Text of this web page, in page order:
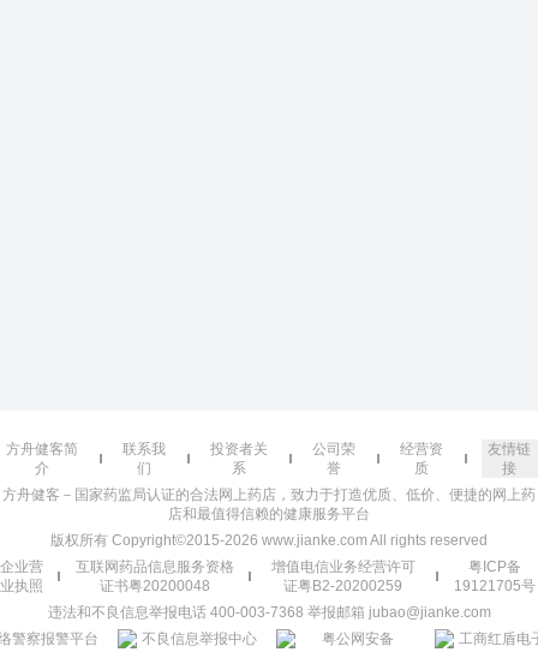
方舟健客简
介
联系我
们
投资者关
系
公司荣
誉
经营资
质
友情链
接
方舟健客－国家药监局认证的合法网上药店，致力于打造优质、低价、便捷的网上药
店和最值得信赖的健康服务平台
版权所有 Copyright©2015-2026 www.jianke.com All rights reserved
企业营
业执照
互联网药品信息服务资格
证书粤20200048
增值电信业务经营许可
证粤B2-20200259
粤ICP备
19121705号
违法和不良信息举报电话 400-003-7368 举报邮箱 jubao@jianke.com